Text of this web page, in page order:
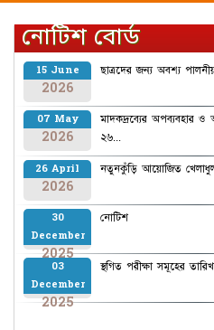
নোটিশ বোর্ড
15 June
2026
ছাত্রদের জন্য অবশ্য
07 May
2026
মাদকদ্রব্যের অপব্যবহার ও
২৬...
26 April
2026
নতুনকুঁড়ি আয়োজিত
30
December
2025
নোটিশ
03
December
2025
স্থগিত পরীক্ষা সমূহের